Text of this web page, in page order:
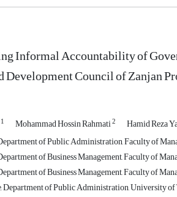
Informal Accountability of
Development Council of Zanjan
1 Mohammad Hossin Rahmati2 Hamid Reza
of Public Administration, Faculty of
of Business Management, Faculty of
of Business Management, Faculty of
Department of Public Administration, University of